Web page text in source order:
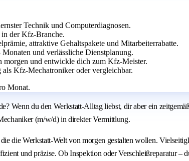
Technik und Computerdiagnosen.
der Kfz-Branche.
attraktive Gehaltspakete und Mitarbeiterrabatte.
und verlässliche Dienstplanung.
morgen und entwickle dich zum Kfz-Meister.
als Kfz-Mechatroniker oder vergleichbar.
Monat.
Wenn du den Werkstatt-Alltag liebst, dir aber ein
(m/w/d) in direkter Vermittlung.
die Werkstatt-Welt von morgen gestalten wollen.
und präzise. Ob Inspektion oder Verschleißreparatur